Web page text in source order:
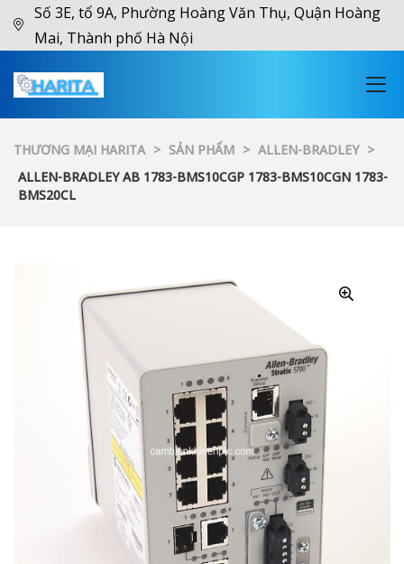
Số 3E, tổ 9A, Phường Hoàng Văn Thụ, Quận Hoàng
Mai, Thành phố Hà Nội
THƯƠNG MẠI HARITA > SẢN PHẨM > ALLEN-BRADLEY >
ALLEN-BRADLEY AB 1783-BMS10CGP 1783-BMS10CGN 1783-
BMS20CL